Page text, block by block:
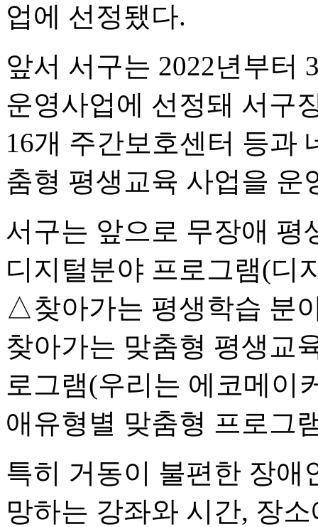
업에 선정됐다.
앞서 서구는 2022년부터
운영사업에 선정돼 서구
16개 주간보호센터 등과
춤형 평생교육 사업을 운
서구는 앞으로 무장애
디지털분야 프로그램(디
△찾아가는 평생학습 분
찾아가는 맞춤형 평생교
로그램(우리는 에코메이
애유형별 맞춤형 프로그
특히 거동이 불편한 장애
망하는 강좌와 시간, 장